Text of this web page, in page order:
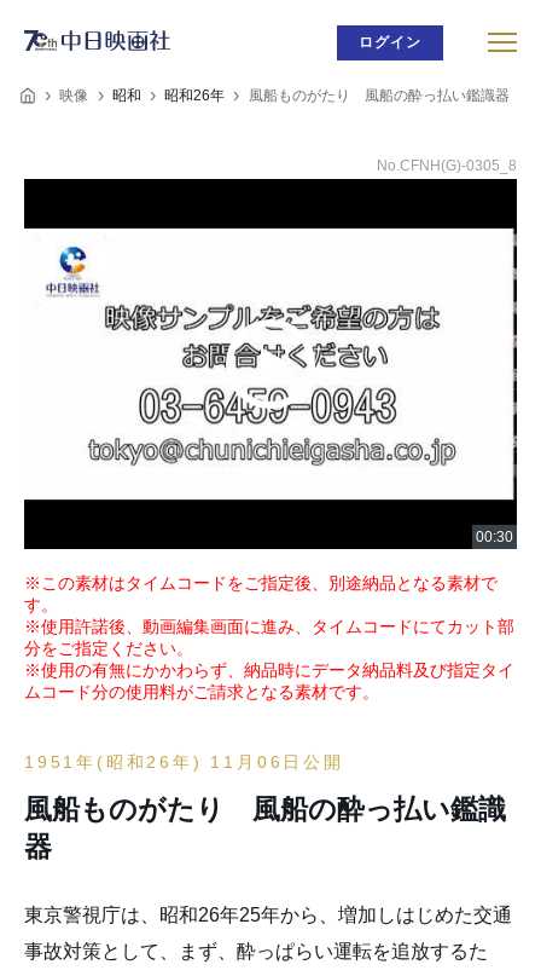
ログイン
映像 昭和 昭和26年 風船ものがたり 風船の酔っ払い鑑識器
No.CFNH(G)-0305_8
※この素材はタイムコードをご指定後、別途納品となる素材で
す。
※使用許諾後、動画編集画面に進み、タイムコードにてカット部
分をご指定ください。
※使用の有無にかかわらず、納品時にデータ納品料及び指定タイ
ムコード分の使用料がご請求となる素材です。
1951年(昭和26年) 11月06日公開
風船ものがたり 風船の酔っ払い鑑識
器
東京警視庁は、昭和26年25年から、増加しはじめた交通
事故対策として、まず、酔っぱらい運転を追放するた